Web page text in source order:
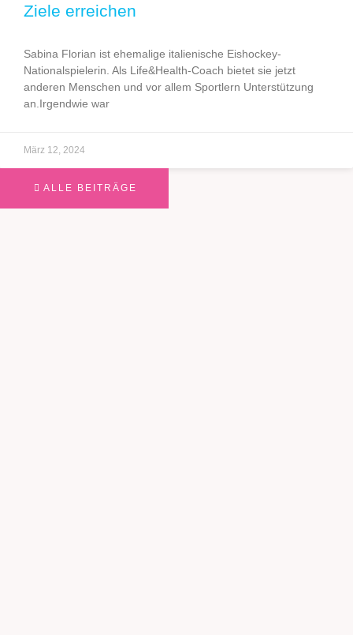
Ziele erreichen
Sabina Florian ist ehemalige italienische Eishockey-
Nationalspielerin. Als Life&Health-Coach bietet sie jetzt
anderen Menschen und vor allem Sportlern Unterstützung
an.Irgendwie war
März 12, 2024
ALLE BEITRÄGE